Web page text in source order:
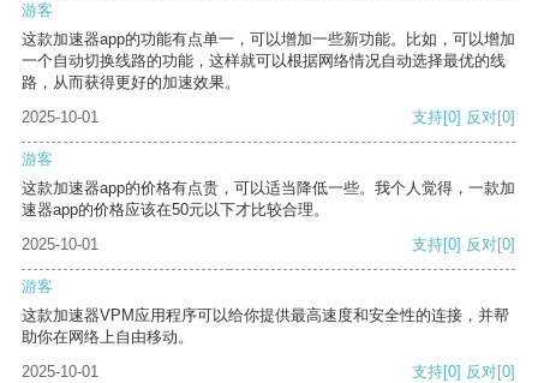
游客
这款加速器app的功能有点单一，可以增加一些新功能。比如，可以增加
一个自动切换线路的功能，这样就可以根据网络情况自动选择最优的线
路，从而获得更好的加速效果。
2025-10-01
支持[0] 反对[0]
游客
这款加速器app的价格有点贵，可以适当降低一些。我个人觉得，一款加
速器app的价格应该在50元以下才比较合理。
2025-10-01
支持[0] 反对[0]
游客
这款加速器VPM应用程序可以给你提供最高速度和安全性的连接，并帮
助你在网络上自由移动。
2025-10-01
支持[0] 反对[0]